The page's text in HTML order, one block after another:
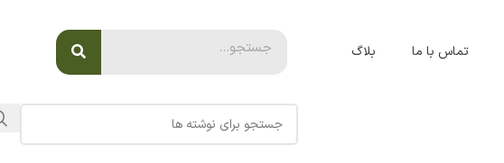
تماس با ما بلاگ